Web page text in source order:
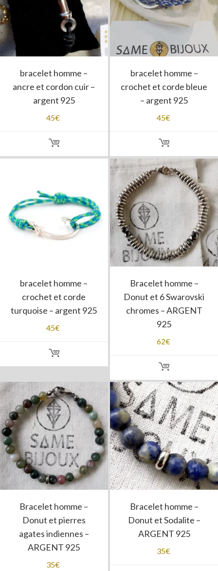
bracelet homme –
ancre et cordon cuir –
argent 925
45€
bracelet homme –
crochet et corde bleue
– argent 925
45€
bracelet homme –
crochet et corde
turquoise – argent 925
45€
Bracelet homme –
Donut et 6 Swarovski
chromes – ARGENT
925
62€
Bracelet homme –
Donut et pierres
agates indiennes –
ARGENT 925
35€
Bracelet homme –
Donut et Sodalite –
ARGENT 925
35€